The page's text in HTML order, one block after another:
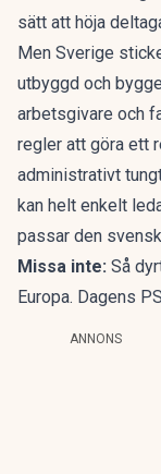
sätt att höja
Men Sverige
utbyggd och
arbetsgivare och
regler att göra ett
administrativt
kan helt enkelt
passar den
Missa inte: Så
Europa. Dagens PS
ANNONS